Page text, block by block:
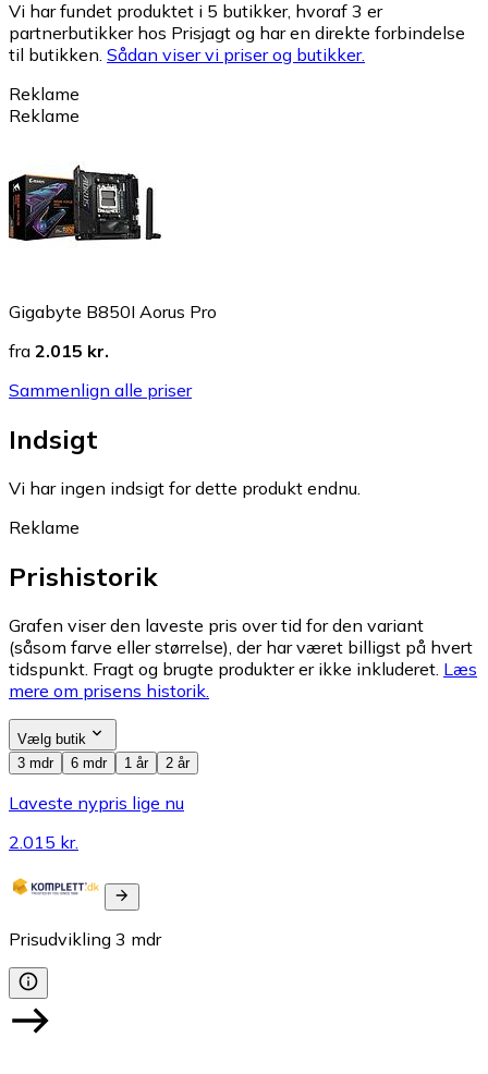
Vi har fundet produktet i 5 butikker, hvoraf 3 er
partnerbutikker hos Prisjagt og har en direkte forbindelse
til butikken. Sådan viser vi priser og butikker.
Reklame
Reklame
Gigabyte B850I Aorus Pro
fra 2.015 kr.
Sammenlign alle priser
Indsigt
Vi har ingen indsigt for dette produkt endnu.
Reklame
Prishistorik
Grafen viser den laveste pris over tid for den variant
(såsom farve eller størrelse), der har været billigst på hvert
tidspunkt. Fragt og brugte produkter er ikke inkluderet. Læs
mere om prisens historik.
Vælg butik
3 mdr
6 mdr 1 år 2 år
Laveste nypris lige nu
2.015 kr.
Prisudvikling 3 mdr